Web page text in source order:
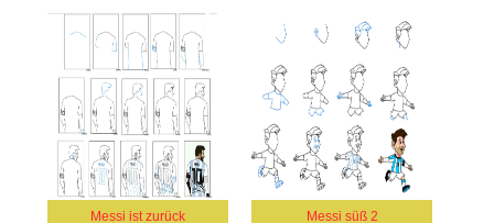
Messi ist zurück Messi süß 2